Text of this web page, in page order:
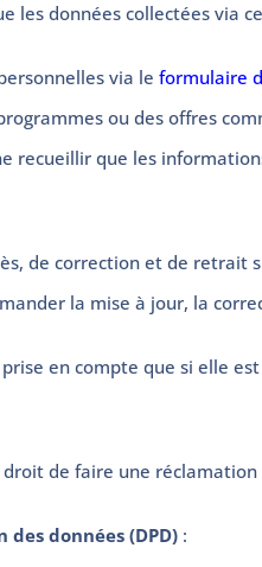
les données collectées via
via le formulaire
ou des offres
recueillir que les
de correction et de
la mise à jour, la
en compte que si elle
de faire une réclamation
données (DPD) :